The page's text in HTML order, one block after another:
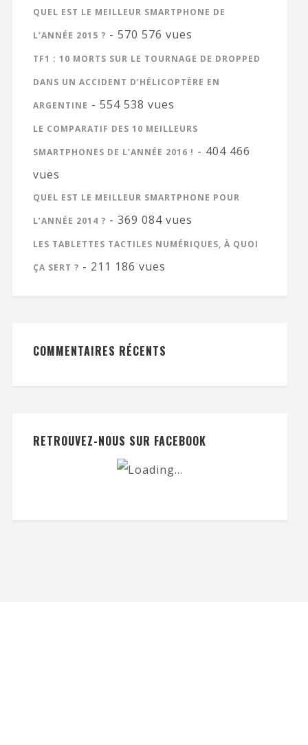
QUEL EST LE MEILLEUR SMARTPHONE DE
L’ANNÉE 2015 ? - 570 576 vues
TF1 : 10 MORTS SUR LE TOURNAGE DE DROPPED
DANS UN ACCIDENT D’HÉLICOPTÈRE EN
ARGENTINE - 554 538 vues
LE COMPARATIF DES 10 MEILLEURS
SMARTPHONES DE L’ANNÉE 2016 ! - 404 466
vues
QUEL EST LE MEILLEUR SMARTPHONE POUR
L’ANNÉE 2014 ? - 369 084 vues
LES TABLETTES TACTILES NUMÉRIQUES, À QUOI
ÇA SERT ? - 211 186 vues
COMMENTAIRES RÉCENTS
RETROUVEZ-NOUS SUR FACEBOOK